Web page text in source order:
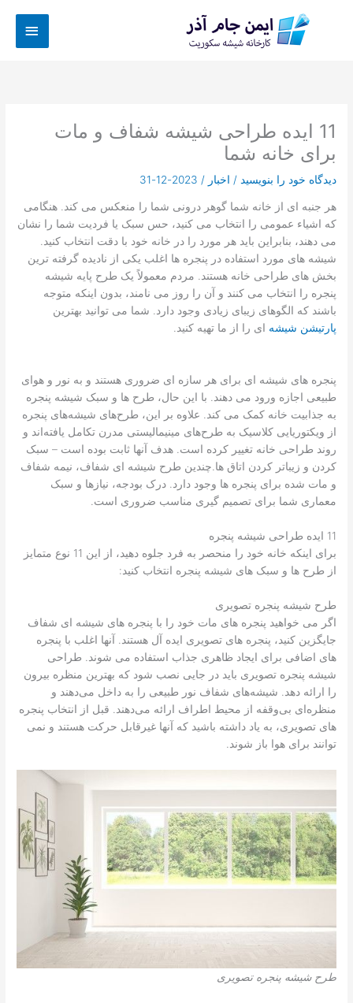
11 ایده طراحی شیشه شفاف و مات
برای خانه شما
دیدگاه‌ خود را بنویسید / اخبار /
2023-12-31
هر جنبه ای از خانه شما گوهر درونی شما را منعکس می کند. هنگامی
که اشیاء عمومی را انتخاب می کنید، حس سبک یا فردیت شما را نشان
می دهند، بنابراین باید هر مورد را در خانه خود با دقت انتخاب کنید.
شیشه های مورد استفاده در پنجره ها اغلب یکی از نادیده گرفته ترین
بخش های طراحی خانه هستند. مردم معمولاً یک طرح پایه شیشه
پنجره را انتخاب می کنند و آن را روز می نامند، بدون اینکه متوجه
باشند که الگوهای زیبای زیادی وجود دارد. شما می توانید بهترین
پارتیشن شیشه ای را از ما تهیه کنید.
پنجره های شیشه ای برای هر سازه ای ضروری هستند و به نور و هوای
طبیعی اجازه ورود می دهند. با این حال، طرح ها و سبک شیشه پنجره
به جذابیت خانه کمک می کند. علاوه بر این، طرح‌های شیشه‌های پنجره
از ویکتوریایی کلاسیک به طرح‌های مینیمالیستی مدرن تکامل یافته‌اند و
روند طراحی خانه تغییر کرده است. هدف آنها ثابت بوده است – سبک
کردن و زیباتر کردن اتاق ها.چندین طرح شیشه ای شفاف، نیمه شفاف
و مات شده برای پنجره ها وجود دارد. درک بودجه، نیازها و سبک
معماری شما برای تصمیم گیری مناسب ضروری است.
11 ایده طراحی شیشه پنجره
برای اینکه خانه خود را منحصر به فرد جلوه دهید، از این 11 نوع متمایز
از طرح ها و سبک های شیشه پنجره انتخاب کنید:
طرح شیشه پنجره تصویری
اگر می خواهید پنجره های مات خود را با پنجره های شیشه ای شفاف
جایگزین کنید، پنجره های تصویری ایده آل هستند. آنها اغلب با پنجره
های اضافی برای ایجاد ظاهری جذاب استفاده می شوند. طراحی
شیشه پنجره تصویری باید در جایی نصب شود که بهترین منظره بیرون
را ارائه دهد. شیشه‌های شفاف نور طبیعی را به داخل می‌دهند و
منظره‌ای بی‌وقفه از محیط اطراف ارائه می‌دهند. قبل از انتخاب پنجره
های تصویری، به یاد داشته باشید که آنها غیرقابل حرکت هستند و نمی
توانند برای هوا باز شوند.
طرح شیشه پنجره تصویری